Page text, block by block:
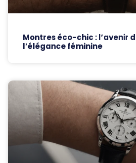
Montres éco-chic : l’avenir
l’élégance féminine